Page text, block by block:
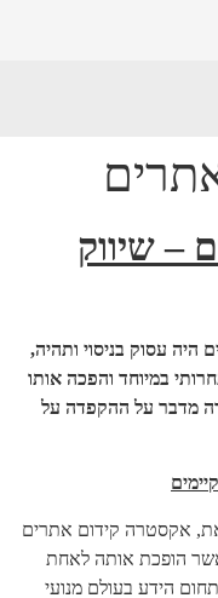
– שיווק
היה עסוק בניסוי ותהיה,
במיוחד והפכה אותו
מדבר על ההקפדה על
אקסטרה קידום אתרים
הופכת אותה לאחת
הידע בעולם מנועי